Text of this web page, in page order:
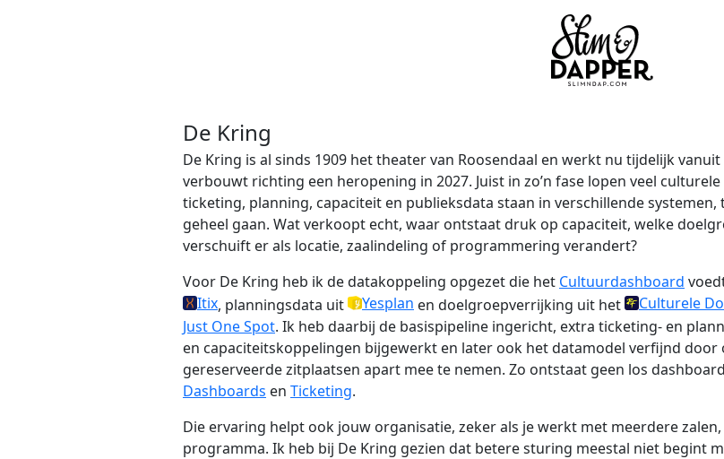
De Kring
De Kring is al sinds 1909 het theater van Roosendaal en werkt nu tijdelijk
verbouwt richting een heropening in 2027. Juist in zo’n fase lopen veel
ticketing, planning, capaciteit en publieksdata staan in verschillende
geheel gaan. Wat verkoopt echt, waar ontstaat druk op capaciteit, welke
verschuift er als locatie, zaalindeling of programmering verandert?
Voor De Kring heb ik de datakoppeling opgezet die het Cultuurdashboard
Itix, planningsdata uit Yesplan en doelgroepverrijking uit het Culturele
Just One Spot. Ik heb daarbij de basispipeline ingericht, extra ticketing- en
en capaciteitskoppelingen bijgewerkt en later ook het datamodel verfijnd
gereserveerde zitplaatsen apart mee te nemen. Zo ontstaat geen los
Dashboards en Ticketing.
Die ervaring helpt ook jouw organisatie, zeker als je werkt met meerdere
programma. Ik heb bij De Kring gezien dat betere sturing meestal niet begint